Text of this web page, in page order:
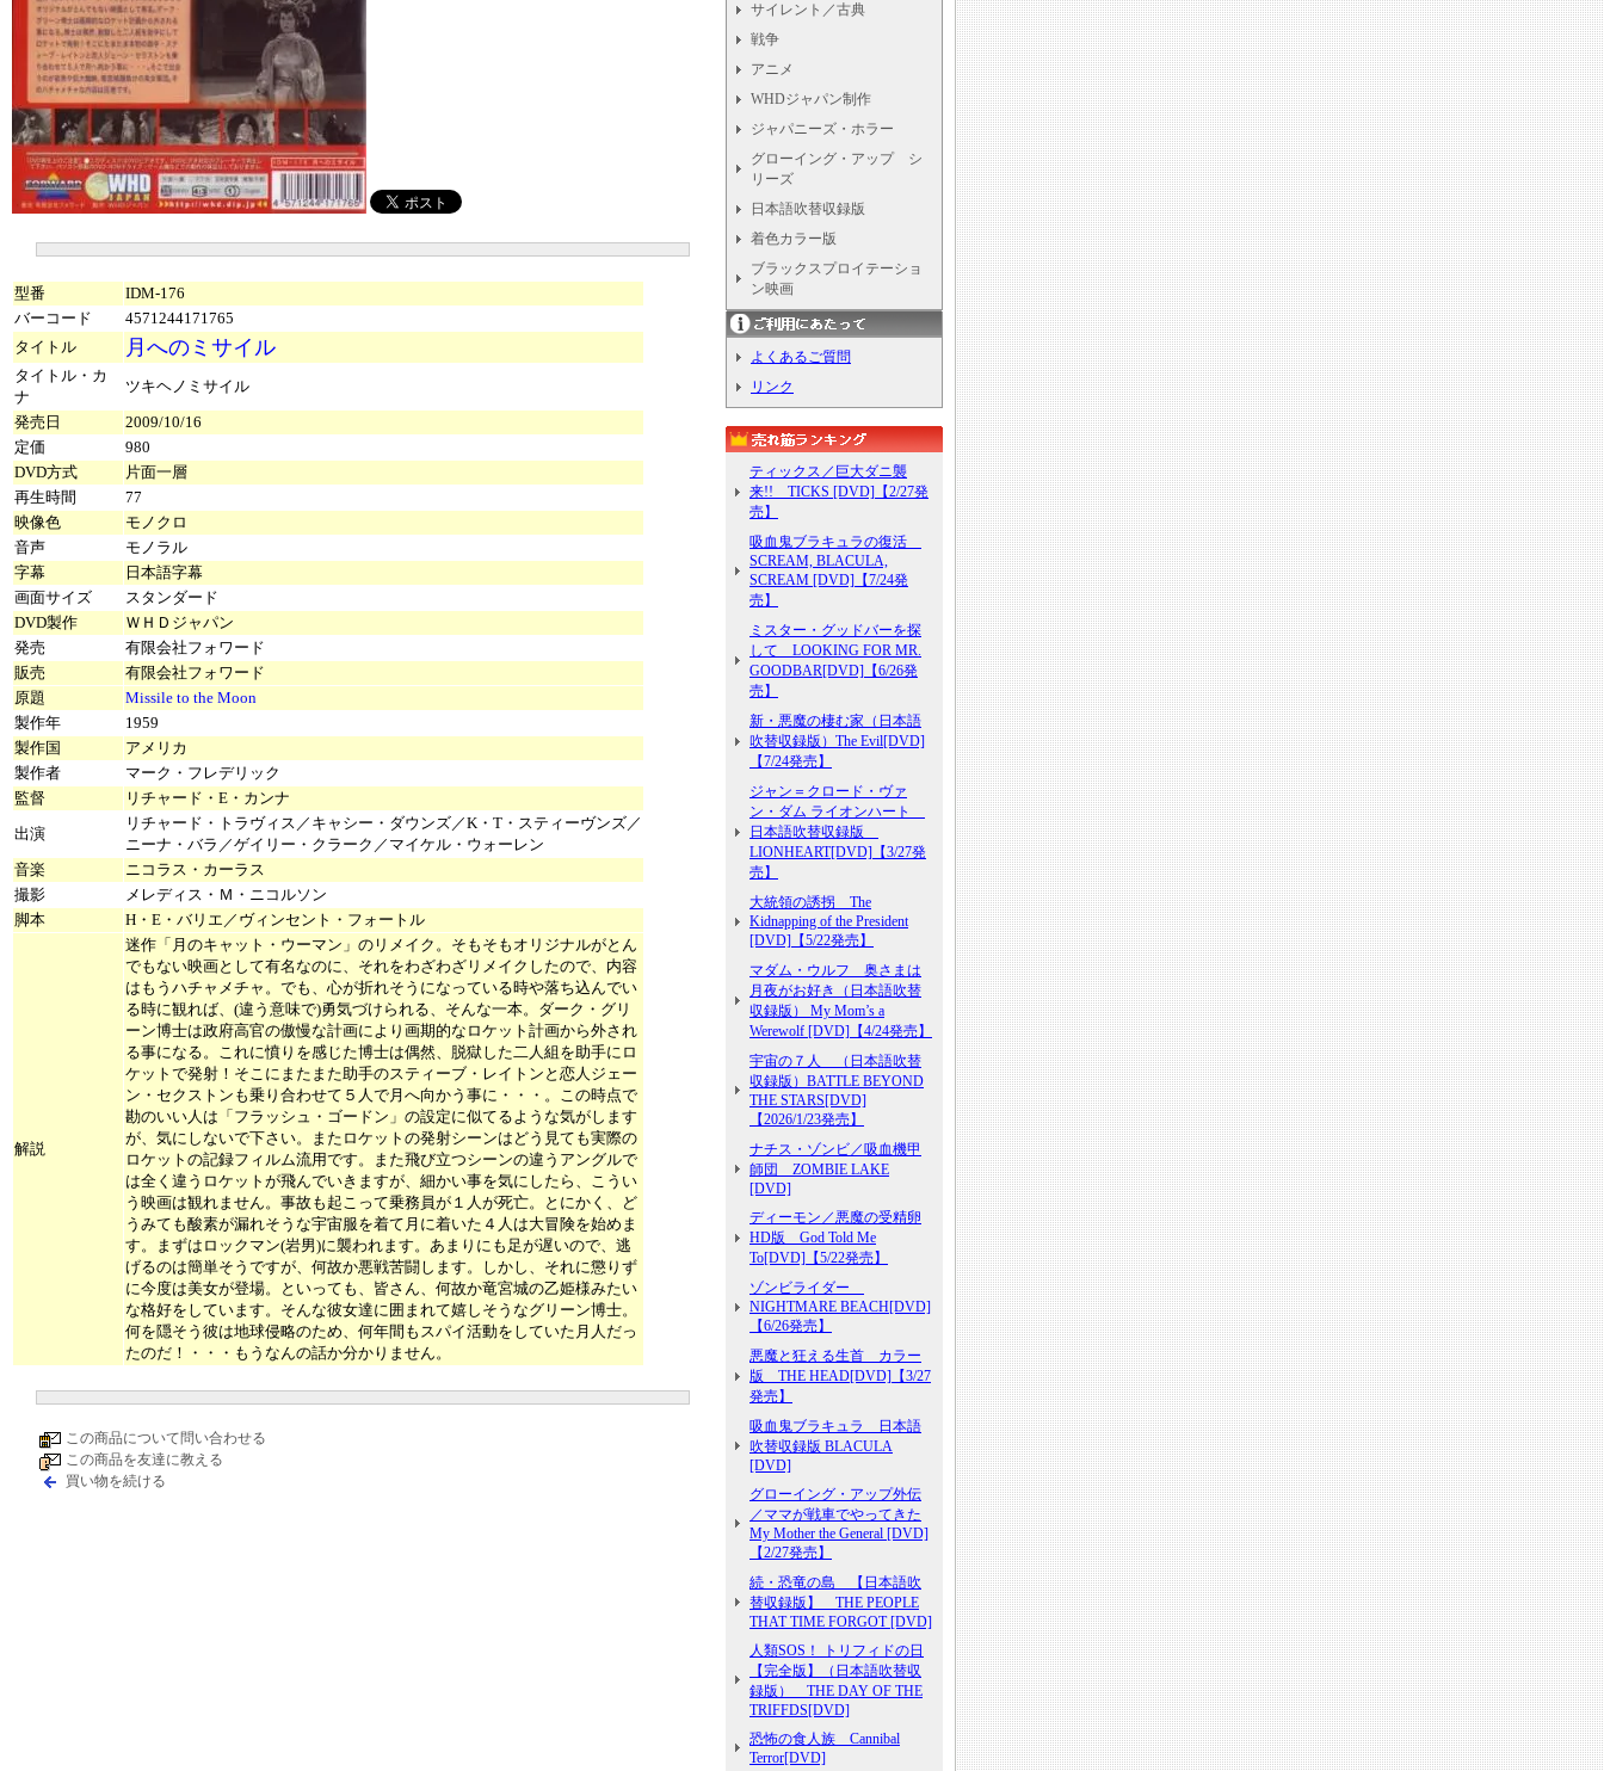
型番
IDM-176
バーコード
4571244171765
タイトル
月へのミサイル
タイトル・カ
ナ
ツキヘノミサイル
発売日
2009/10/16
定価
980
DVD方式
片面一層
再生時間
77
映像色
モノクロ
音声
モノラル
字幕
日本語字幕
画面サイズ
スタンダード
DVD製作
ＷＨＤジャパン
発売
有限会社フォワード
販売
有限会社フォワード
原題
Missile to the Moon
製作年
1959
製作国
アメリカ
製作者
マーク・フレデリック
監督
リチャード・E・カンナ
出演
リチャード・トラヴィス／キャシー・ダウンズ／K・T・スティーヴンズ／
ニーナ・バラ／ゲイリー・クラーク／マイケル・ウォーレン
音楽
ニコラス・カーラス
撮影
メレディス・Ｍ・ニコルソン
脚本
H・E・バリエ／ヴィンセント・フォートル
解説
迷作「月のキャット・ウーマン」のリメイク。そもそもオリジナルがとん
でもない映画として有名なのに、それをわざわざリメイクしたので、内容
はもうハチャメチャ。でも、心が折れそうになっている時や落ち込んでい
る時に観れば、(違う意味で)勇気づけられる、そんな一本。ダーク・グリ
ーン博士は政府高官の傲慢な計画により画期的なロケット計画から外され
る事になる。これに憤りを感じた博士は偶然、脱獄した二人組を助手にロ
ケットで発射！そこにまたまた助手のスティーブ・レイトンと恋人ジェー
ン・セクストンも乗り合わせて５人で月へ向かう事に・・・。この時点で
勘のいい人は「フラッシュ・ゴードン」の設定に似てるような気がします
が、気にしないで下さい。またロケットの発射シーンはどう見ても実際の
ロケットの記録フィルム流用です。また飛び立つシーンの違うアングルで
は全く違うロケットが飛んでいきますが、細かい事を気にしたら、こうい
う映画は観れません。事故も起こって乗務員が１人が死亡。とにかく、ど
うみても酸素が漏れそうな宇宙服を着て月に着いた４人は大冒険を始めま
す。まずはロックマン(岩男)に襲われます。あまりにも足が遅いので、逃
げるのは簡単そうですが、何故か悪戦苦闘します。しかし、それに懲りず
に今度は美女が登場。といっても、皆さん、何故か竜宮城の乙姫様みたい
な格好をしています。そんな彼女達に囲まれて嬉しそうなグリーン博士。
何を隠そう彼は地球侵略のため、何年間もスパイ活動をしていた月人だっ
たのだ！・・・もうなんの話か分かりません。
この商品について問い合わせる
この商品を友達に教える
買い物を続ける
サイレント／古典
戦争
アニメ
WHDジャパン制作
ジャパニーズ・ホラー
グローイング・アップ シ
リーズ
日本語吹替収録版
着色カラー版
ブラックスプロイテーショ
ン映画
よくあるご質問
リンク
ティックス／巨大ダニ襲
来!! TICKS [DVD]【2/27発
売】
吸血鬼ブラキュラの復活
SCREAM, BLACULA,
SCREAM [DVD]【7/24発
売】
ミスター・グッドバーを探
して LOOKING FOR MR.
GOODBAR[DVD]【6/26発
売】
新・悪魔の棲む家（日本語
吹替収録版）The Evil[DVD]
【7/24発売】
ジャン＝クロード・ヴァ
ン・ダム ライオンハート
日本語吹替収録版
LIONHEART[DVD]【3/27発
売】
大統領の誘拐 The
Kidnapping of the President
[DVD]【5/22発売】
マダム・ウルフ 奥さまは
月夜がお好き（日本語吹替
収録版） My Mom’s a
Werewolf [DVD]【4/24発売】
宇宙の７人 （日本語吹替
収録版）BATTLE BEYOND
THE STARS[DVD]
【2026/1/23発売】
ナチス・ゾンビ／吸血機甲
師団 ZOMBIE LAKE
[DVD]
ディーモン／悪魔の受精卵
HD版 God Told Me
To[DVD]【5/22発売】
ゾンビライダー
NIGHTMARE BEACH[DVD]
【6/26発売】
悪魔と狂える生首 カラー
版 THE HEAD[DVD]【3/27
発売】
吸血鬼ブラキュラ 日本語
吹替収録版 BLACULA
[DVD]
グローイング・アップ外伝
／ママが戦車でやってきた
My Mother the General [DVD]
【2/27発売】
続・恐竜の島 【日本語吹
替収録版】 THE PEOPLE
THAT TIME FORGOT [DVD]
人類SOS！ トリフィドの日
【完全版】（日本語吹替収
録版） THE DAY OF THE
TRIFFDS[DVD]
恐怖の食人族 Cannibal
Terror[DVD]